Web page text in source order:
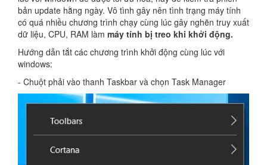
bản update hằng ngày. Vô tình gây nên tình trạng máy tính
có quá nhiều chương trình chạy cùng lúc gây nghẽn truy xuất
dữ liệu, CPU, RAM làm máy tính bị treo khi khởi động.
Hướng dẫn tắt các chương trình khởi động cùng lúc với
windows:
- Chuột phải vào thanh Taskbar và chọn Task Manager